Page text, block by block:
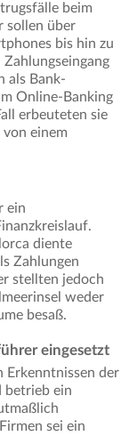
beim
sollen über
bis hin zu
Zahlungseingang
als Bank-
Online-Banking
erbeuteten sie
einem
ein
diente
Zahlungen
stellten jedoch
weder
besaß.
eingesetzt
Erkenntnissen der
betrieb ein
sei ein